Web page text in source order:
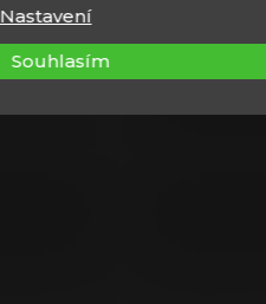
Nastavení
Souhlasím